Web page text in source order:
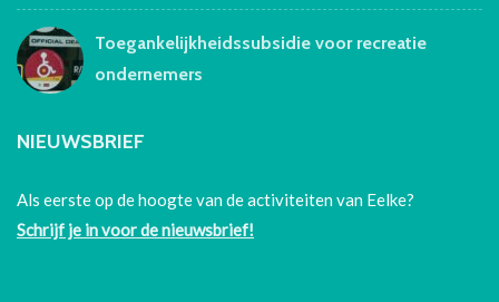
Toegankelijkheidssubsidie voor recreatie
ondernemers
NIEUWSBRIEF
Als eerste op de hoogte van de activiteiten van Eelke?
Schrijf je in voor de nieuwsbrief!